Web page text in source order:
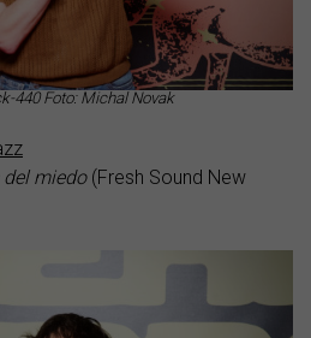
440 Foto: Michal Novak
del miedo (Fresh Sound New